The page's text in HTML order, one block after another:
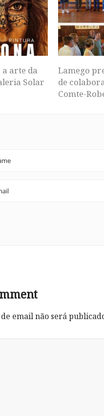
a arte da
Solar
Lamego
de
Comte-
email não será